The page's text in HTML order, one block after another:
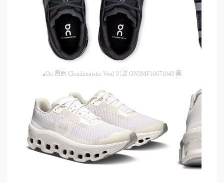
▴On 昂跑 Cloudmonster Void 男款 ON3MF10671043 黑